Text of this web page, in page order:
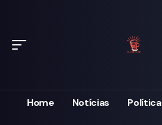
Home Notícias Política